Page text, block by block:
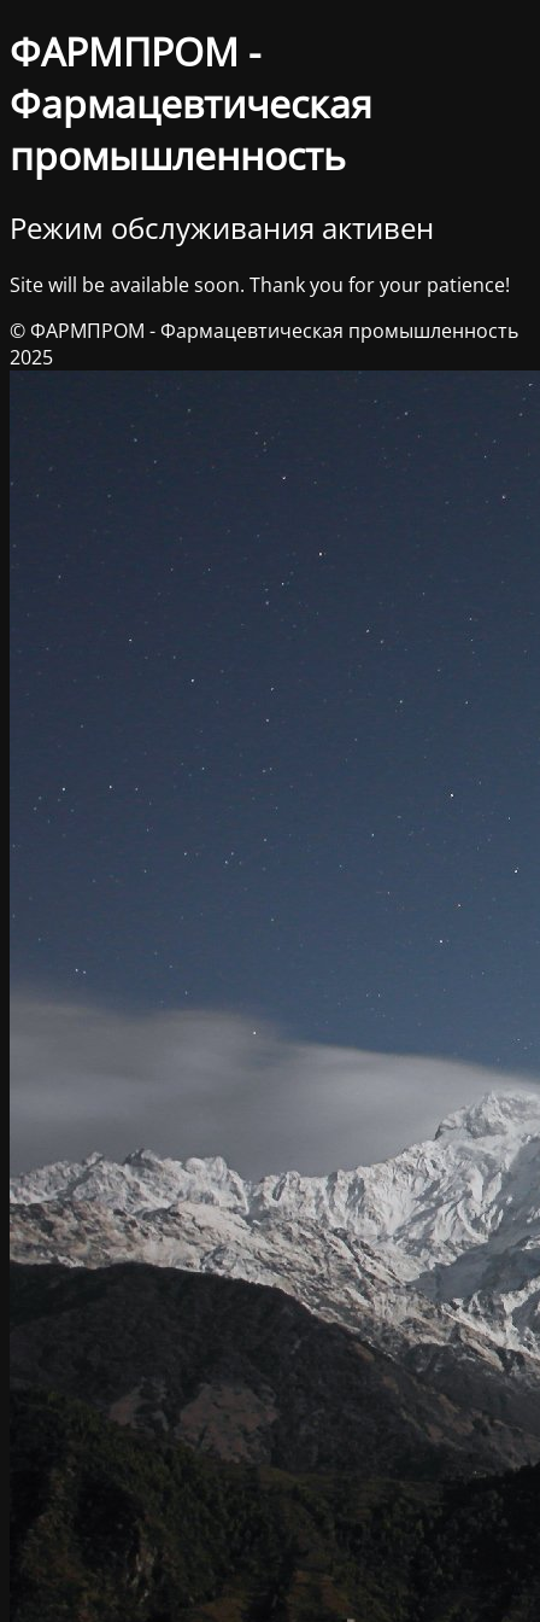
ФАРМПРОМ -
Фармацевтическая
промышленность
Режим обслуживания активен
Site will be available soon. Thank you for your patience!
© ФАРМПРОМ - Фармацевтическая промышленность
2025